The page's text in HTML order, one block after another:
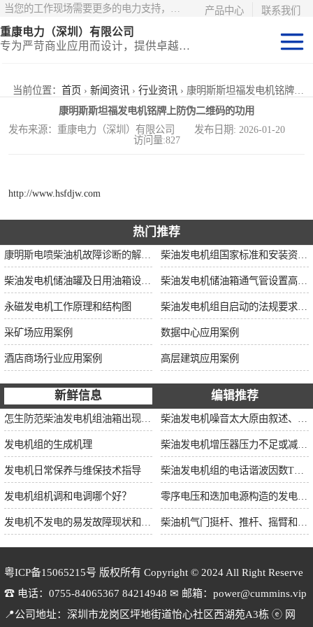
联系我们
产品中心
重康电力（深圳）有限公司
专为严苛商业应用而设计，提供卓越的价值和匹配的功能
当前位置： 首页 › 新闻资讯 › 行业资讯 › 康明斯斯坦福发电机铭牌上防伪二维码的功用
康明斯斯坦福发电机铭牌上防伪二维码的功用
发布来源：重康电力（深圳）有限公司 发布日期: 2026-01-20
访问量:827
http://www.hsfdjw.com
热门推荐
永磁发电机工作原理和结构图
采矿场应用案例 数据中心应用案例
酒店商场行业应用案例 高层建筑应用案例
新鲜信息 编辑推荐
发电机组的生成机理
发电机日常保养与维保技术指导
发电机组机调和电调哪个好？
粤ICP备15065215号 版权所有 Copyright © 2024 All Right Reserve
☎ 电话：0755-84065367 84214948 ✉ 邮箱：power@cummins.vip
📍公司地址：深圳市龙岗区坪地街道怡心社区西湖苑A3栋 ⓔ 网
静音型集装箱电
站
移动式挂车电站